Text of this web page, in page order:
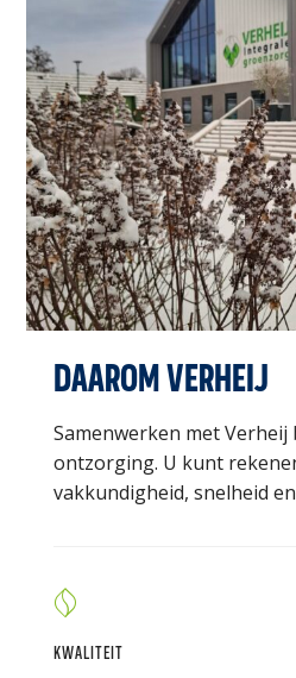
DAAROM VERHEIJ
Samenwerken met
ontzorging. U kunt
vakkundigheid, snelheid
KWALITEIT